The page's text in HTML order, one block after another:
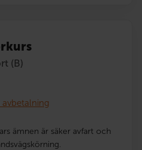
(B)
avbetalning
ämnen är säker avfart och